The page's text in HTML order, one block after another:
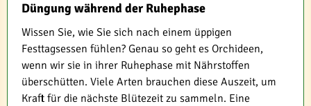
Düngung während der Ruhephase
Wissen Sie, wie Sie sich nach einem üppigen
Festtagsessen fühlen? Genau so geht es Orchideen,
wenn wir sie in ihrer Ruhephase mit Nährstoffen
überschütten. Viele Arten brauchen diese Auszeit, um
Kraft für die nächste Blütezeit zu sammeln. Eine